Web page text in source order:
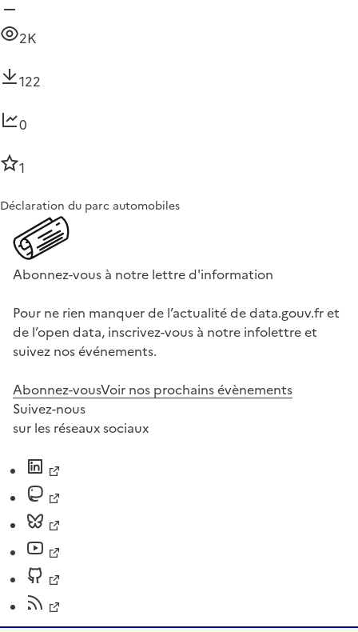
2K
122
0
1
Déclaration du parc automobiles
Abonnez-vous à notre lettre d'information
Pour ne rien manquer de l’actualité de data.gouv.fr et
de l’open data, inscrivez-vous à notre infolettre et
suivez nos événements.
Abonnez-vousVoir nos prochains évènements
Suivez-nous
sur les réseaux sociaux